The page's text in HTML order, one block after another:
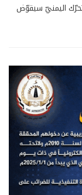
اليمنيّ سيقوّض